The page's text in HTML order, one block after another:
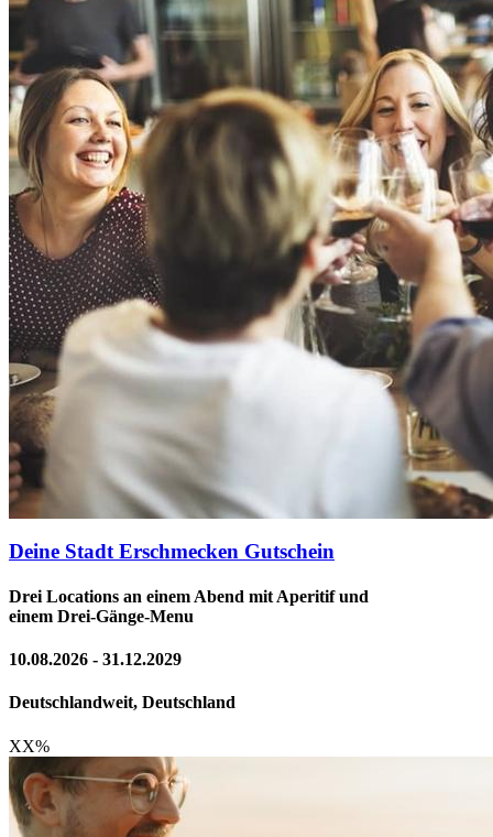
Deine Stadt Erschmecken Gutschein
Drei Locations an einem Abend mit Aperitif und
einem Drei-Gänge-Menu
10.08.2026 - 31.12.2029
Deutschlandweit, Deutschland
XX%